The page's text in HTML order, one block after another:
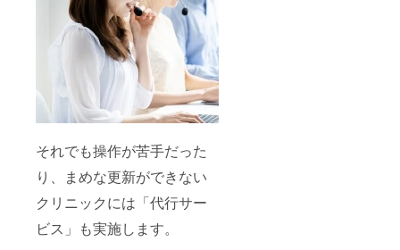
それでも操作が苦手だった
り、まめな更新ができない
クリニックには「代行サー
ビス」も実施します。